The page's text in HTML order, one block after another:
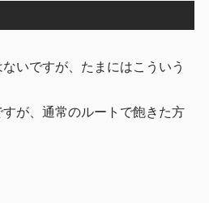
いですが、たまにはこういう
が、通常のルートで飽きた方